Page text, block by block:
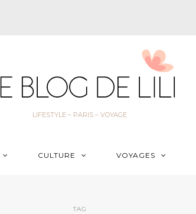
LIFESTYLE – PARIS – VOYAGE
CULTURE VOYAGES
TAG